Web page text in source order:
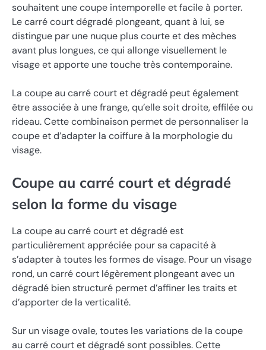
souhaitent une coupe intemporelle et facile à porter.
Le carré court dégradé plongeant, quant à lui, se
distingue par une nuque plus courte et des mèches
avant plus longues, ce qui allonge visuellement le
visage et apporte une touche très contemporaine.
La coupe au carré court et dégradé peut également
être associée à une frange, qu’elle soit droite, effilée ou
rideau. Cette combinaison permet de personnaliser la
coupe et d’adapter la coiffure à la morphologie du
visage.
Coupe au carré court et dégradé
selon la forme du visage
La coupe au carré court et dégradé est
particulièrement appréciée pour sa capacité à
s’adapter à toutes les formes de visage. Pour un visage
rond, un carré court légèrement plongeant avec un
dégradé bien structuré permet d’affiner les traits et
d’apporter de la verticalité.
Sur un visage ovale, toutes les variations de la coupe
au carré court et dégradé sont possibles. Cette